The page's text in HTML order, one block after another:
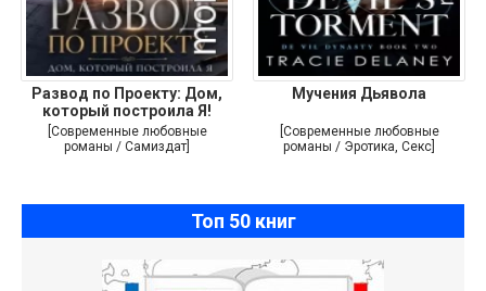
Развод по Проекту: Дом,
который построила Я!
[Современные любовные
романы / Самиздат]
Мучения Дьявола
[Современные любовные
романы / Эротика, Секс]
Топ 50 книг